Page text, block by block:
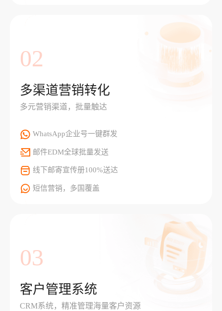
02
多渠道营销转化
多元营销渠道，批量触达
WhatsApp企业号一键群发
邮件EDM全球批量发送
线下邮寄宣传册100%送达
短信营销，多国覆盖
03
客户管理系统
CRM系统，精准管理海量客户资源